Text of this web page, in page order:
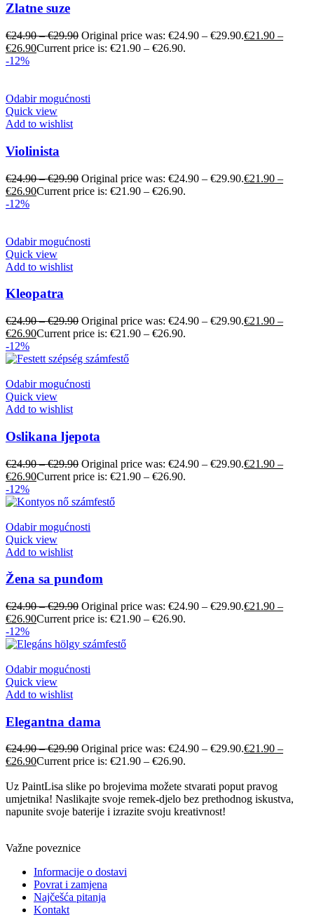
Zlatne suze
€24.90–€29.90 Original price was: €24.90 – €29.90.€21.90 –
€26.90Current price is: €21.90 – €26.90.
-12%
Odabir mogućnosti
Quick view
Add to wishlist
Violinista
€24.90–€29.90 Original price was: €24.90 – €29.90.€21.90 –
€26.90Current price is: €21.90 – €26.90.
-12%
Odabir mogućnosti
Quick view
Add to wishlist
Kleopatra
€24.90–€29.90 Original price was: €24.90 – €29.90.€21.90 –
€26.90Current price is: €21.90 – €26.90.
-12%
Odabir mogućnosti
Quick view
Add to wishlist
Oslikana ljepota
€24.90–€29.90 Original price was: €24.90 – €29.90.€21.90 –
€26.90Current price is: €21.90 – €26.90.
-12%
Odabir mogućnosti
Quick view
Add to wishlist
Žena sa punđom
€24.90–€29.90 Original price was: €24.90 – €29.90.€21.90 –
€26.90Current price is: €21.90 – €26.90.
-12%
Odabir mogućnosti
Quick view
Add to wishlist
Elegantna dama
€24.90–€29.90 Original price was: €24.90 – €29.90.€21.90 –
€26.90Current price is: €21.90 – €26.90.
Uz PaintLisa slike po brojevima možete stvarati poput pravog
umjetnika! Naslikajte svoje remek-djelo bez prethodnog iskustva,
napunite svoje baterije i izrazite svoju kreativnost!
Važne poveznice
Informacije o dostavi
Povrat i zamjena
Najčešća pitanja
Kontakt